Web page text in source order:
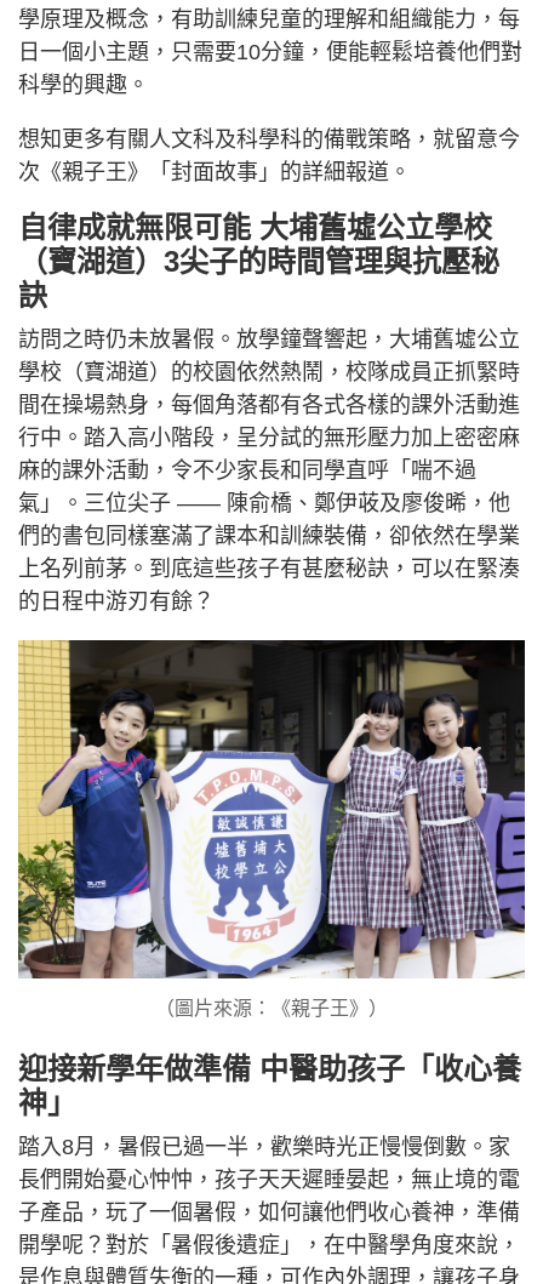
學原理及概念，有助訓練兒童的理解和組織能力，每
日一個小主題，只需要10分鐘，便能輕鬆培養他們對
科學的興趣。
想知更多有關人文科及科學科的備戰策略，就留意今
次《親子王》「封面故事」的詳細報道。
自律成就無限可能 大埔舊墟公立學校
（寶湖道）3尖子的時間管理與抗壓秘
訣
訪問之時仍未放暑假。放學鐘聲響起，大埔舊墟公立
學校（寶湖道）的校園依然熱鬧，校隊成員正抓緊時
間在操場熱身，每個角落都有各式各樣的課外活動進
行中。踏入高小階段，呈分試的無形壓力加上密密麻
麻的課外活動，令不少家長和同學直呼「喘不過
氣」。三位尖子 —— 陳俞橋、鄭伊荍及廖俊晞，他
們的書包同樣塞滿了課本和訓練裝備，卻依然在學業
上名列前茅。到底這些孩子有甚麼秘訣，可以在緊湊
的日程中游刃有餘？
（圖片來源：《親子王》）
迎接新學年做準備 中醫助孩子「收心養
神」
踏入8月，暑假已過一半，歡樂時光正慢慢倒數。家
長們開始憂心忡忡，孩子天天遲睡晏起，無止境的電
子產品，玩了一個暑假，如何讓他們收心養神，準備
開學呢？對於「暑假後遺症」，在中醫學角度來說，
是作息與體質失衡的一種，可作內外調理，讓孩子身